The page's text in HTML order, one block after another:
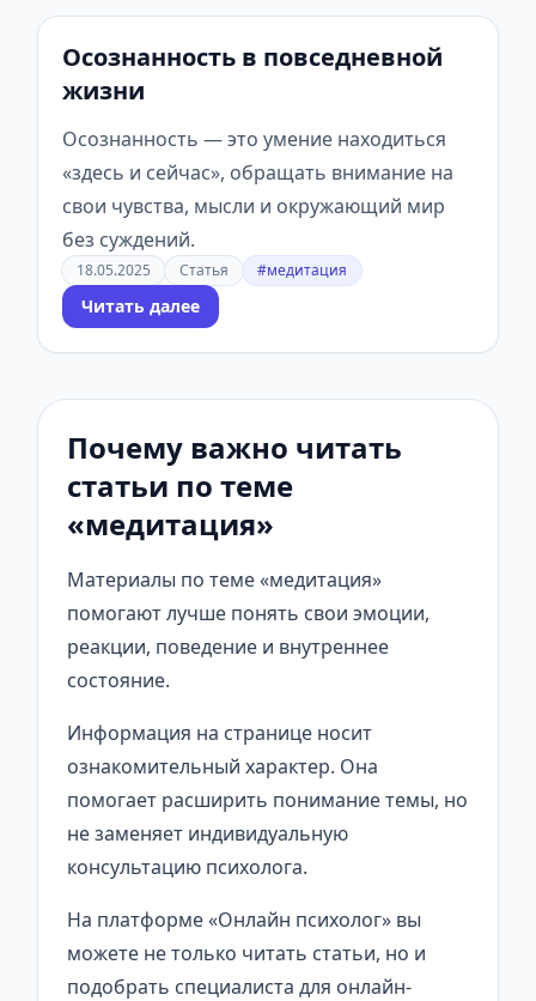
Осознанность в повседневной
жизни
Осознанность — это умение находиться
«здесь и сейчас», обращать внимание на
свои чувства, мысли и окружающий мир
без суждений.
18.05.2025 Статья #медитация
Читать далее
Почему важно читать
статьи по теме
«медитация»
Материалы по теме «медитация»
помогают лучше понять свои эмоции,
реакции, поведение и внутреннее
состояние.
Информация на странице носит
ознакомительный характер. Она
помогает расширить понимание темы, но
не заменяет индивидуальную
консультацию психолога.
На платформе «Онлайн психолог» вы
можете не только читать статьи, но и
подобрать специалиста для онлайн-